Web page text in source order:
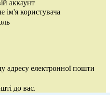
аккаунт
ім'я користувача
адресу електронної пошти
до вас.